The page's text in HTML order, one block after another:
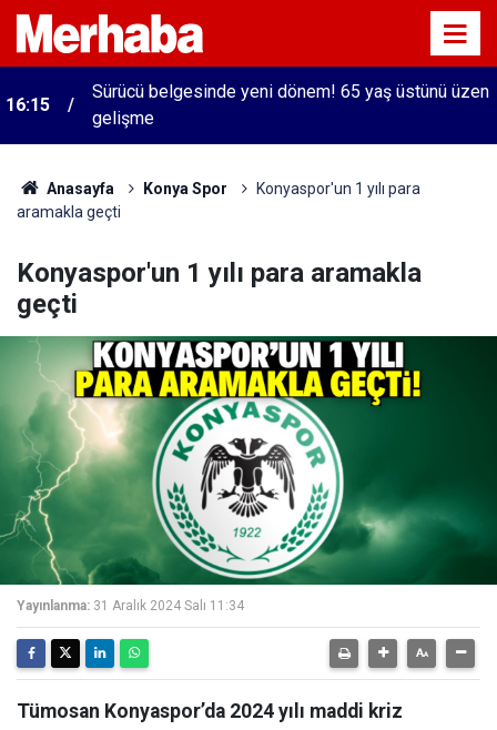
16:15
Sürücü belgesinde yeni dönem! 65 yaş üstünü üzen
gelişme
Anasayfa Konya Spor
Konyaspor'un 1 yılı para
aramakla geçti
Konyaspor'un 1 yılı para aramakla
geçti
Yayınlanma: 31 Aralık 2024 Salı 11:34
Tümosan Konyaspor’da 2024 yılı maddi kriz